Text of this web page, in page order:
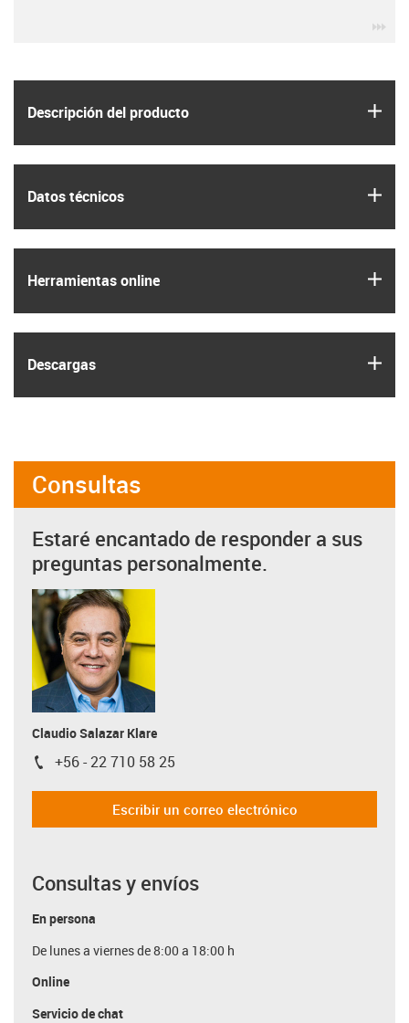
Descripción del producto
Datos técnicos
Herramientas online
Descargas
Consultas
Estaré encantado de responder a sus
preguntas personalmente.
Claudio Salazar Klare
igus-icon-phone
+56 - 22 710 58 25
Escribir un correo electrónico
Consultas y envíos
En persona
De lunes a viernes de 8:00 a 18:00 h
Online
Servicio de chat